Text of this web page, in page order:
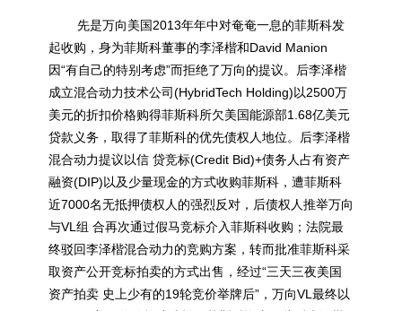
先是万向美国2013年年中对奄奄一息的菲斯科发
起收购，身为菲斯科董事的李泽楷和David Manion
因“有自己的特别考虑”而拒绝了万向的提议。后李泽楷
成立混合动力技术公司(HybridTech Holding)以2500万
美元的折扣价格购得菲斯科所欠美国能源部1.68亿美元
贷款义务，取得了菲斯科的优先债权人地位。后李泽楷
混合动力提议以信 贷竞标(Credit Bid)+债务人占有资产
融资(DIP)以及少量现金的方式收购菲斯科，遭菲斯科
近7000名无抵押债权人的强烈反对，后债权人推举万向
与VL组 合再次通过假马竞标介入菲斯科收购；法院最
终驳回李泽楷混合动力的竞购方案，转而批准菲斯科采
取资产公开竞标拍卖的方式出售，经过“三天三夜美国
资产拍卖 史上少有的19轮竞价举牌后”，万向VL最终以